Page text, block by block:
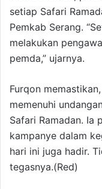
setiap Safari
Pemkab Serang.
melakukan
pemda,” ujarnya.
Furqon
memenuhi
Safari Ramadan. Ia
kampanye dalam
hari ini juga hadir.
tegasnya.(Red)